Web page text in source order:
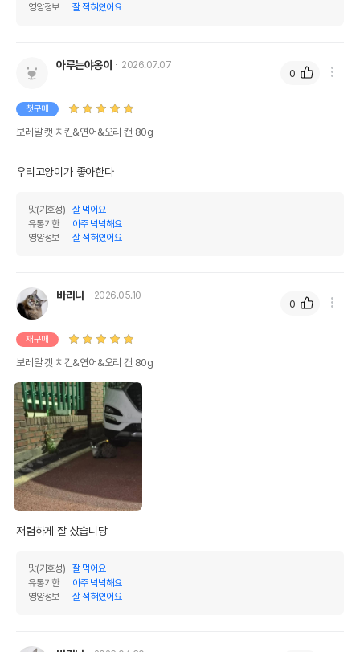
품명 및 모델명
경우 그에 대한 사항
제조국 또는 원산지
제조자,수입품의 경우
수입자를 함께 표기
AS책임자와 전화번호
또는 소비자상담 관련
전화번호
유통기한
영양정보
잘 적혀있어요
아루는야옹이 2026.07.07
첫구매
보레알 캣 치킨&연어&오리 캔 80g
우리고양이가 좋아한다
맛(기호성)
잘 먹어요
유통기한
아주 넉넉해요
영양정보
잘 적혀있어요
0
바리니 2026.05.10
재구매
보레알 캣 치킨&연어&오리 캔 80g
저렴하게 잘 샀습니당
맛(기호성)
잘 먹어요
유통기한
아주 넉넉해요
영양정보
잘 적혀있어요
0